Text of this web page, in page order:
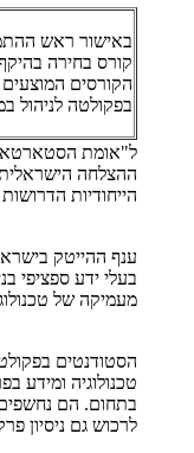
באישור ראש
הקורסים
בפקולטה לניהול
ל"אומת
ההצלחה הישראלית
הייחודיות
ענף ההייטק
בעלי ידע ספציפי
מעמיקה של
הסטודנטים
טכנולוגיה ומידע
בתחום. הם נחשפים
לרכוש גם ניסיון